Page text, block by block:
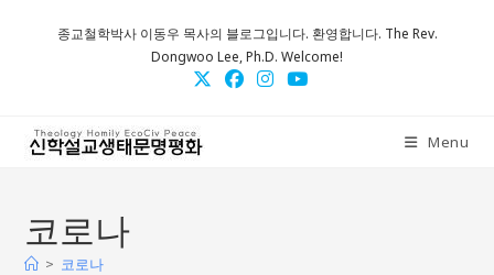
종교철학박사 이동우 목사의 블로그입니다. 환영합니다. The Rev.
Dongwoo Lee, Ph.D. Welcome!
Menu
코로나
> 코로나